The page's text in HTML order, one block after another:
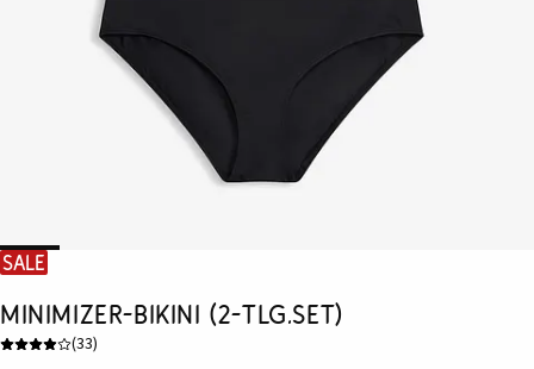
SALE
Minimizer-Bikini (2-tlg.Set)
(33)